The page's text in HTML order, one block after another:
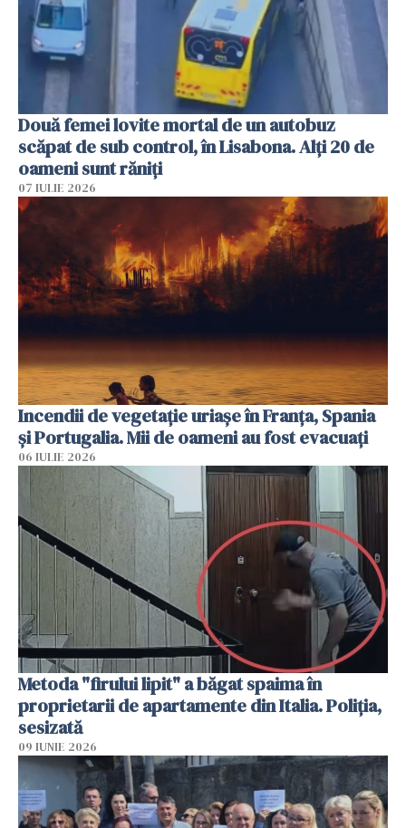
Două femei lovite mortal de un autobuz
scăpat de sub control, în Lisabona. Alți 20 de
oameni sunt răniți
07 IULIE 2026
Incendii de vegetație uriașe în Franța, Spania
și Portugalia. Mii de oameni au fost evacuați
06 IULIE 2026
Metoda "firului lipit" a băgat spaima în
proprietarii de apartamente din Italia. Poliția,
sesizată
09 IUNIE 2026